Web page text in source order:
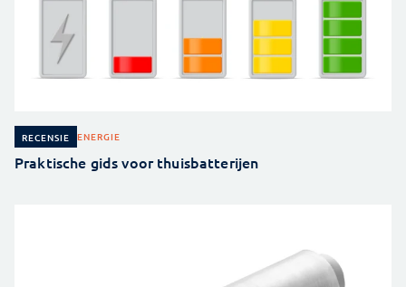
RECENSIE ENERGIE
Praktische gids voor thuisbatterijen